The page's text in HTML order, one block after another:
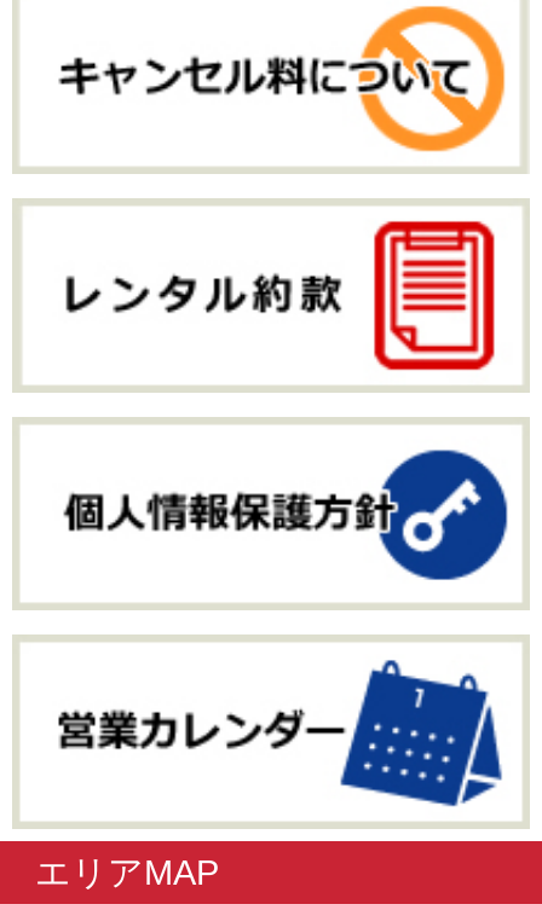
エリアMAP